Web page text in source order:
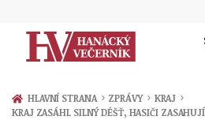
Zprávy
HLAVNÍ STRANA › ZPRÁVY › KRAJ ›
KRAJ ZASÁHL SILNÝ DÉŠŤ, HASIČI